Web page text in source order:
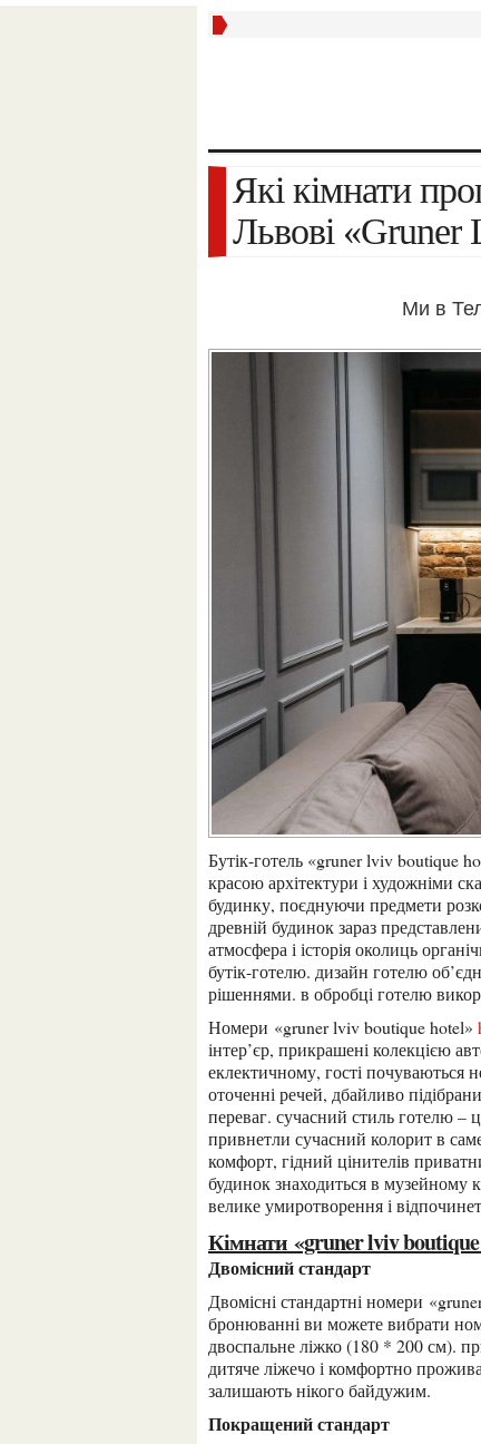
Які кімнати пропонує гостям бутік-готель у
Львові
Ми в
бутік-готель «gruner lviv boutique hotel» – це відмінний вибір для тих, хто хоче насолодитися
красою архітектури і художніми
будинку, поєднуючи предмети
древній будинок зараз
атмосфера і історія околиць
бутік-готелю. дизайн готелю
рішеннями. в обробці готелю
номери «gruner lviv boutique hotel»
інтер’єр, прикрашені колекцією
еклектичному, гості почуваються
оточенні речей, дбайливо
переваг. сучасний стиль готелю –
привнетли сучасний колорит в
комфорт, гідний цінителів
будинок знаходиться в музейному
велике умиротворення і
кімнати «gruner lviv
двомісний стандарт
двомісні стандартні номери «gruner lviv boutique hotel» займають площу 19-26 кв.м. при
бронюванні ви можете вибрати
двоспальне ліжко (180 * 200 см).
дитяче ліжечо і комфортно
залишають нікого байдужим.
покращений стандарт